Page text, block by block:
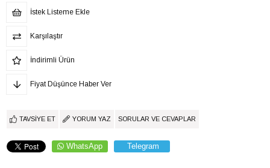
İstek Listeme Ekle
Karşılaştır
İndirimli Ürün
Fiyat Düşünce Haber Ver
TAVSIYE ET YORUM YAZ SORULAR VE CEVAPLAR
WhatsApp Telegram